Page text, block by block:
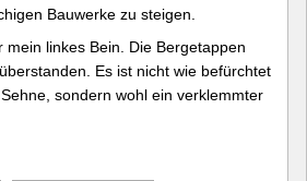
Bauwerke zu steigen.
mein linkes Bein. Die Bergetappen
Es ist nicht wie befürchtet
sondern wohl ein verklemmter